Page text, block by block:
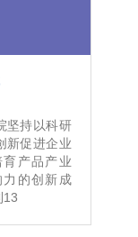
坚持以科研
新促进企业
产品产业
的创新成
13